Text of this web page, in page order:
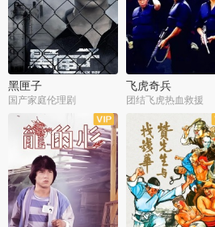
黑匣子
国产家庭伦理剧
飞虎奇兵
团结飞虎热血救援